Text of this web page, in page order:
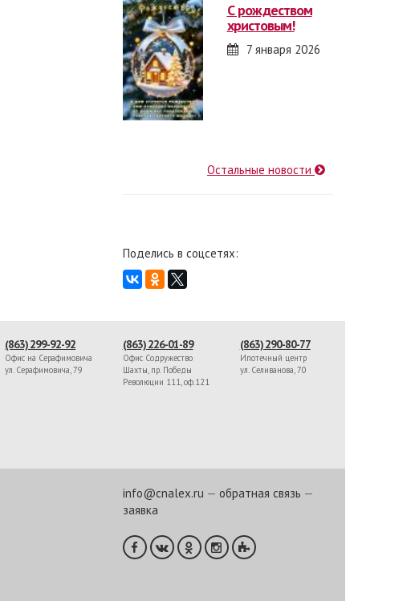
с рождеством
христовым!
7 января 2026
Остальные новости
Поделись в соцсетях:
(863) 299-92-92
Офис на Серафимовича
ул. Серафимовича, 79
(863) 226-01-89
Офис Содружество
Шахты, пр. Победы
Революции 111, оф.121
(863) 290-80-77
Ипотечный центр
ул. Селиванова, 70
info@cnalex.ru — обратная связь —
заявка